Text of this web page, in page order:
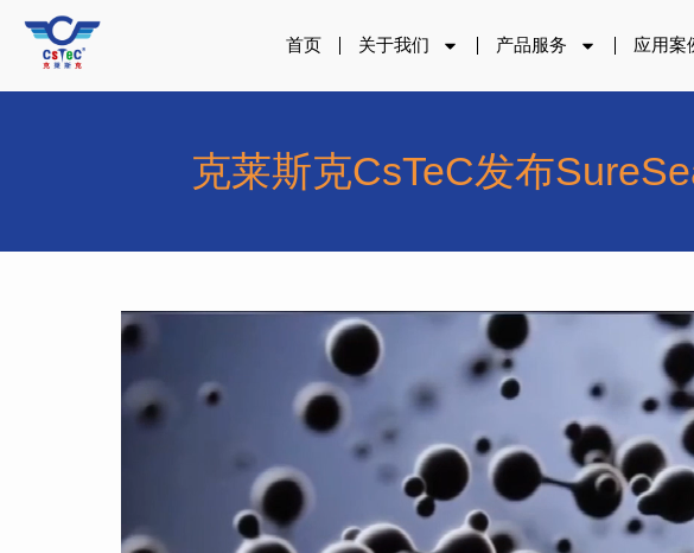
容
首页 关于我们 产品服务 应用案
克莱斯克CsTeC发布